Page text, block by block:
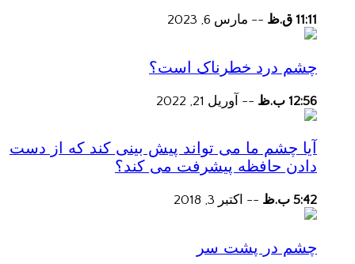
11:11 ق.ظ -- مارس 6, 2023
چشم درد خطرناک است؟
12:56 ب.ظ -- آوریل 21, 2022
آیا چشم ما می تواند پیش بینی کند که از دست
دادن حافظه پیشرفت می کند؟
5:42 ب.ظ -- اکتبر 3, 2018
چشم در پشت سر